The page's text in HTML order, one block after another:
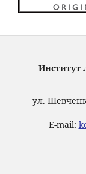
Институт
ул.
E-mail: